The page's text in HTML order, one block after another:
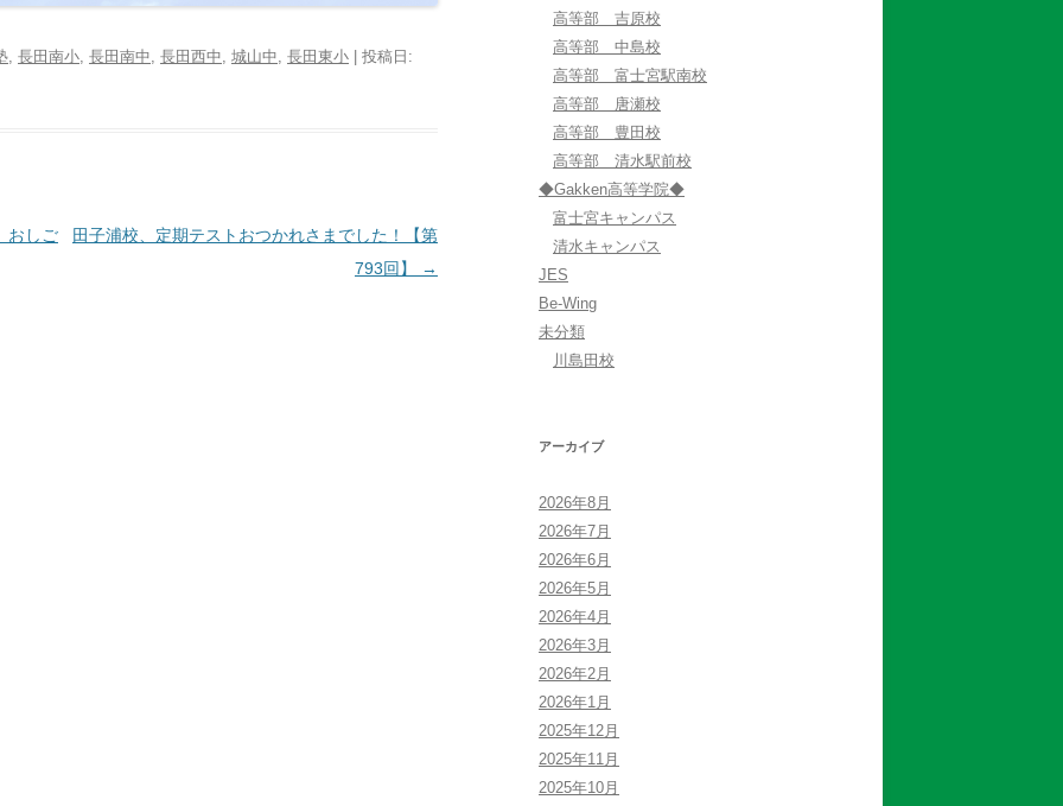
長田南小 長田南中 長田西中 城山中 長田東小 | 投稿日:
おしご
田子浦校、定期テストおつかれさまでした！【第
793回】
→
高等部 吉原校
高等部 中島校
高等部 富士宮駅南校
高等部 唐瀬校
高等部 豊田校
高等部 清水駅前校
◆Gakken高等学院◆
富士宮キャンパス
清水キャンパス
JES
Be-Wing
未分類
川島田校
アーカイブ
2026年8月
2026年7月
2026年6月
2026年5月
2026年4月
2026年3月
2026年2月
2026年1月
2025年12月
2025年11月
2025年10月